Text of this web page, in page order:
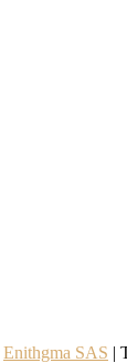
Enithgma SAS |